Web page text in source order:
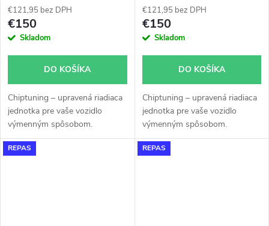
0281010940
€121,95 bez DPH
€150
Skladom
DO KOŠÍKA
Chiptuning – upravená riadiaca
jednotka pre vaše vozidlo
výmenným spôsobom.
0281010942
€121,95 bez DPH
€150
Skladom
DO KOŠÍKA
Chiptuning – upravená riadiaca
jednotka pre vaše vozidlo
výmenným spôsobom.
REPAS REPAS